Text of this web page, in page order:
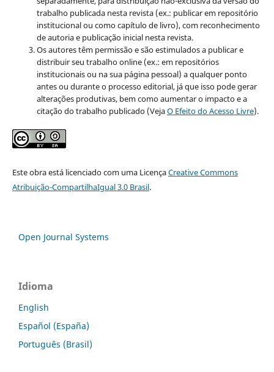
trabalho publicada nesta revista (ex.: publicar em repositório
institucional ou como capítulo de livro), com reconhecimento
de autoria e publicação inicial nesta revista.
Os autores têm permissão e são estimulados a publicar e
distribuir seu trabalho online (ex.: em repositórios
institucionais ou na sua página pessoal) a qualquer ponto
antes ou durante o processo editorial, já que isso pode gerar
alterações produtivas, bem como aumentar o impacto e a
citação do trabalho publicado (VejaO Efeito do Acesso Livre).
Este obra está licenciado com uma LicençaCreative Commons
Atribuição-CompartilhaIgual 3.0 Brasil.
Open Journal Systems
Idioma
English
Español (España)
Português (Brasil)